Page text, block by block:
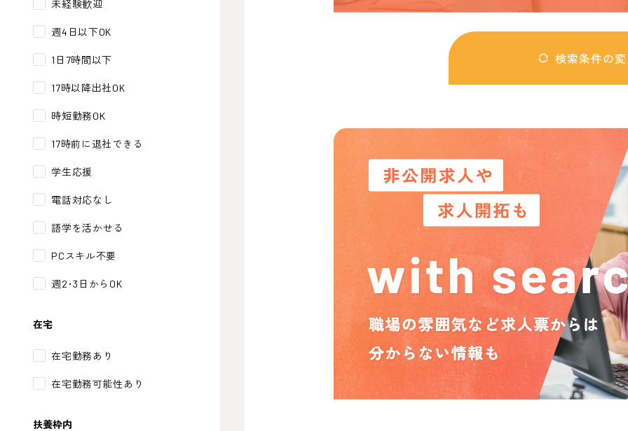
未経験歓迎
週4日以下OK
1日7時間以下
17時以降出社OK
時短勤務OK
17時前に退社できる
学生応援
電話対応なし
語学を活かせる
PCスキル不要
週2･3日からOK
在宅
在宅勤務あり
在宅勤務可能性あり
扶養枠内
検索条件の